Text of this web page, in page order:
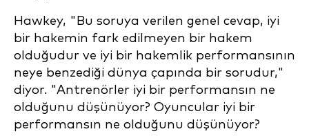
Hawkey, "Bu soruya verilen genel cevap, iyi
bir hakemin fark edilmeyen bir hakem
olduğudur ve iyi bir hakemlik performansının
neye benzediği dünya çapında bir sorudur,"
diyor. "Antrenörler iyi bir performansın ne
olduğunu düşünüyor? Oyuncular iyi bir
performansın ne olduğunu düşünüyor?